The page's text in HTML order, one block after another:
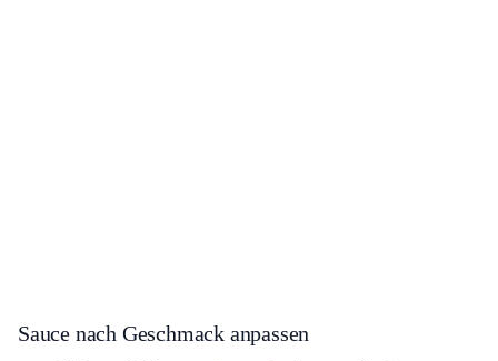
Sauce nach Geschmack anpassen